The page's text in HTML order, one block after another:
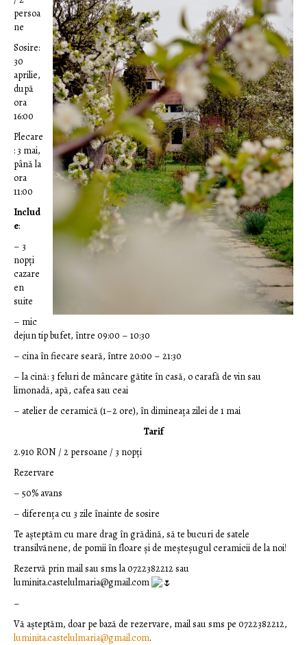
persoa
ne
Sosire:
30
aprilie,
după
ora
16:00
Plecare
: 3 mai,
până la
ora
11:00
Includ
e:
– 3
nopți
cazare
en
suite
– mic
dejun tip bufet, între 09:00 – 10:30
– cina în fiecare seară, între 20:00 – 21:30
– la cină: 3 feluri de mâncare gătite în casă, o carafă de vin sau
limonadă, apă, cafea sau ceai
– atelier de ceramică (1–2 ore), în dimineața zilei de 1 mai
Tarif
2.910 RON / 2 persoane / 3 nopți
Rezervare
– 50% avans
– diferența cu 3 zile înainte de sosire
Te așteptăm cu mare drag în grădină, să te bucuri de satele
transilvănene, de pomii în floare și de meșteșugul ceramicii de la noi!
Rezervă prin mail sau sms la 0722382212 sau
luminita.castelulmaria@gmail.com
–
Vă așteptăm, doar pe bază de rezervare, mail sau sms pe 0722382212,
luminita.castelulmaria@gmail.com.